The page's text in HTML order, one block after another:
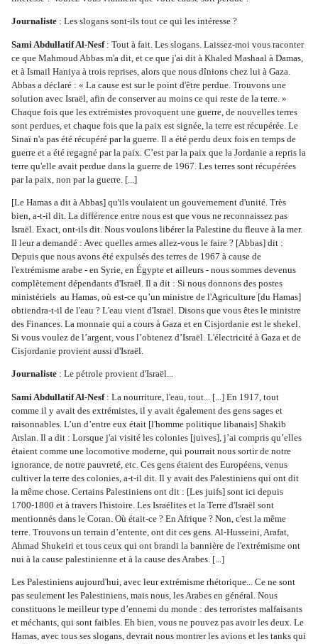
Journaliste : Les slogans sont-ils tout ce qui les intéresse ?
Sami Abdullatif Al-Nesf : Tout à fait. Les slogans. Laissez-moi vous raconter
ce que Mahmoud Abbas m'a dit, et ce que j'ai dit à Khaled Mashaal à Damas,
et à Ismail Haniya à trois reprises, alors que nous dînions chez lui à Gaza.
Abbas a déclaré : « La cause est sur le point d'être perdue. Trouvons une
solution avec Israël, afin de conserver au moins ce qui reste de la terre. »
Chaque fois que les extrémistes provoquent une guerre, de nouvelles terres
sont perdues, et chaque fois que la paix est signée, la terre est récupérée. Le
Sinaï n'a pas été récupéré par la guerre. Il a été perdu deux fois en temps de
guerre et a été regagné par la paix. C’est par la paix que la Jordanie a repris la
terre qu'elle avait perdue dans la guerre de 1967. Les terres sont récupérées
par la paix, non par la guerre. [...]
[Le Hamas a dit à Abbas] qu'ils voulaient un gouvernement d'unité. Très
bien, a-t-il dit. La différence entre nous est que vous ne reconnaissez pas
Israël. Exact, ont-ils dit. Nous voulons libérer la Palestine du fleuve à la mer.
Il leur a demandé : Avec quelles armes allez-vous le faire ? [Abbas] dit :
Depuis que nous avons été expulsés des terres de 1967 à cause de
l'extrémisme arabe - en Syrie, en Égypte et ailleurs - nous sommes devenus
complètement dépendants d'Israël. Il a dit : Si nous donnons des postes
ministériels  au Hamas, où est-ce qu’un ministre de l'Agriculture [du Hamas]
obtiendra-t-il de l'eau ? L'eau vient d'Israël. Disons que vous êtes le ministre
des Finances. La monnaie qui a cours à Gaza et en Cisjordanie est le shekel.
Si vous voulez de l’argent, vous l’obtenez d’Israël. L'électricité à Gaza et de
Cisjordanie provient aussi d'Israël.
Journaliste : Le pétrole provient d'Israël...
Sami Abdullatif Al-Nesf : La nourriture, l'eau, tout... [...] En 1917, tout
comme il y avait des extrémistes, il y avait également des gens sages et
raisonnables. L’un d’entre eux était [l'homme politique libanais] Shakib
Arslan. Il a dit : Lorsque j'ai visité les colonies [juives], j’ai compris qu’elles
étaient comme une locomotive moderne, qui pourrait nous sortir de notre
ignorance, de notre pauvreté, etc. Ces gens étaient des Européens, venus
cultiver la terre des colonies, a-t-il dit. Il y avait des Palestiniens qui ont dit
la même chose. Certains Palestiniens ont dit : [Les juifs] sont ici depuis
1700-1800 et à travers l'histoire. Les Israélites et la Terre d'Israël sont
mentionnés dans le Coran. Où était-ce ? En Afrique ? Non, c'est la même
terre. Trouvons un terrain d’entente, ont dit ces gens. Al-Husseini, Arafat,
Ahmad Shukeiri et tous ceux qui ont brandi la bannière de l'extrémisme ont
nui à la cause palestinienne et à la cause des Arabes. [...]
Les Palestiniens aujourd'hui, avec leur extrémisme rhétorique... Ce ne sont
pas seulement les Palestiniens, mais nous, les Arabes en général. Nous
constituons le meilleur type d’ennemi du monde : des terroristes malfaisants
et méchants, qui sont faibles. Eh bien, vous ne pouvez pas avoir les deux. Le
Hamas, avec tous ses slogans, devrait nous montrer les avions et les tanks qui